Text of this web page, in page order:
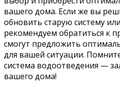
вашего дома. Если же вы
обновить старую систему
рекомендуем обратиться к
смогут предложить
для вашей ситуации.
система водоотведения —
вашего дома!